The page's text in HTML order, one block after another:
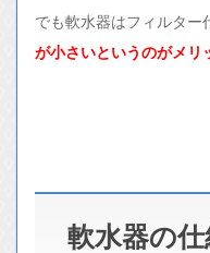
でも軟水器はフィルター
が小さいというのがメリ
軟水器の